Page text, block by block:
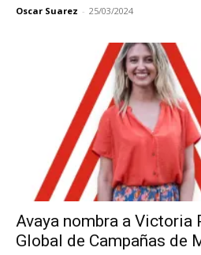
Oscar Suarez - 25/03/2024
Avaya nombra a Victoria
Global de Campañas de